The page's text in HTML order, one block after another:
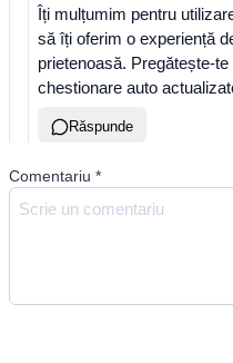
Îți mulțumim pentru
să îți oferim o experiență
prietenoasă. Pregătește-
chestionare auto
Răspunde
Comentariu *